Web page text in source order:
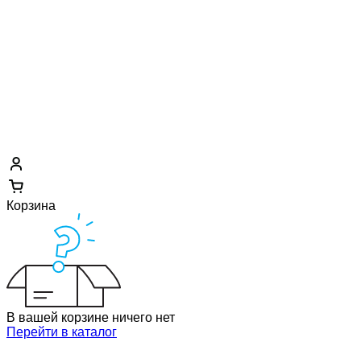
Корзина
В вашей корзине ничего нет
Перейти в каталог